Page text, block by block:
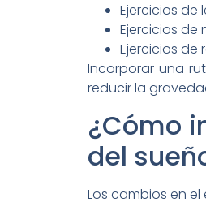
Ejercicios
Ejercicios
Ejercicios
Incorporar una
reducir la
¿Cómo
del
Los cambios en